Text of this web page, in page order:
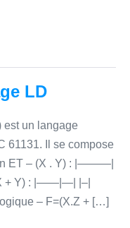
LD
est un langage
61131. Il se compose
ET – (X . Y) : |———|
+ Y) : |——|—| |–|
– F=(X.Z + […]